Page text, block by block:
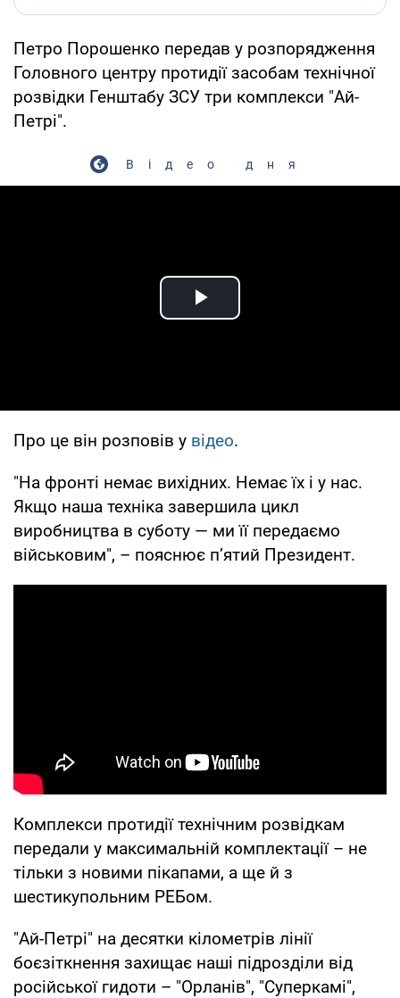
Петро Порошенко передав у розпорядження
Головного центру протидії засобам технічної
розвідки Генштабу ЗСУ три комплекси "Ай-
Петрі".
Відео дня
Play Video
Про це він розповів у відео.
"На фронті немає вихідних. Немає їх і у нас.
Якщо наша техніка завершила цикл
виробництва в суботу — ми її передаємо
військовим", – пояснює пʼятий Президент.
Комплекси протидії технічним розвідкам
передали у максимальній комплектації – не
тільки з новими пікапами, а ще й з
шестикупольним РЕБом.
"Ай-Петрі" на десятки кілометрів лінії
боєзіткнення захищає наші підрозділи від
російської гидоти – "Орланів", "Cуперкамі",